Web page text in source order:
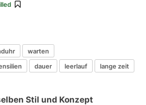
warten
dauer leerlauf lange zeit
Stil und Konzept